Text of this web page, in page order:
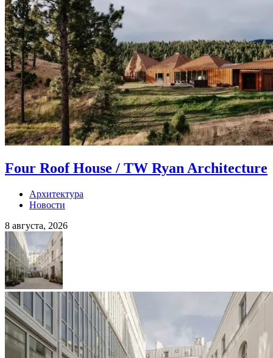
Four Roof House / TW Ryan Architecture
Архитектура
Новости
8 августа, 2026